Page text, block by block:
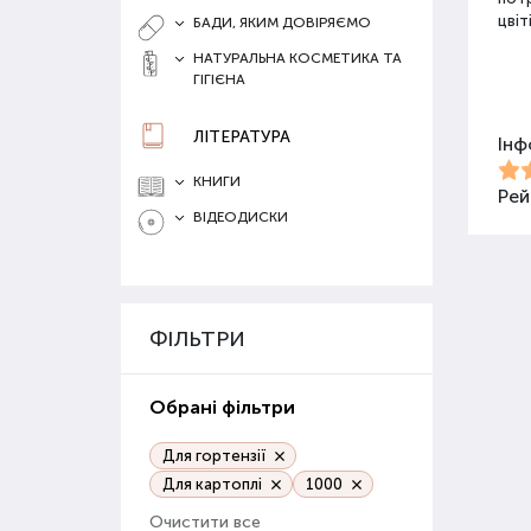
БАДИ, ЯКИМ ДОВІРЯЄМО
НАТУРАЛЬНА КОСМЕТИКА ТА
ГІГІЄНА
ЛІТЕРАТУРА
КНИГИ
ВІДЕОДИСКИ
ФІЛЬТРИ
Обрані фільтри
Для гортензії
Для картоплі
1000
Очистити все
Для